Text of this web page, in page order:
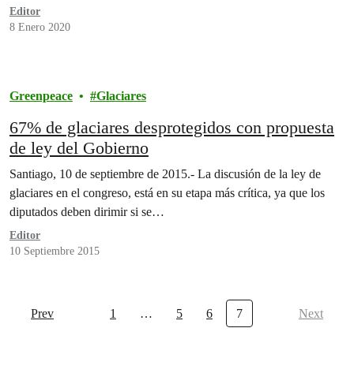
Editor
8 Enero 2020
Greenpeace Glaciares
67% de glaciares desprotegidos con propuesta
de ley del Gobierno
Santiago, 10 de septiembre de 2015.- La discusión de la ley de
glaciares en el congreso, está en su etapa más crítica, ya que los
diputados deben dirimir si se…
Editor
10 Septiembre 2015
Prev 1 … 5 6 7 Next